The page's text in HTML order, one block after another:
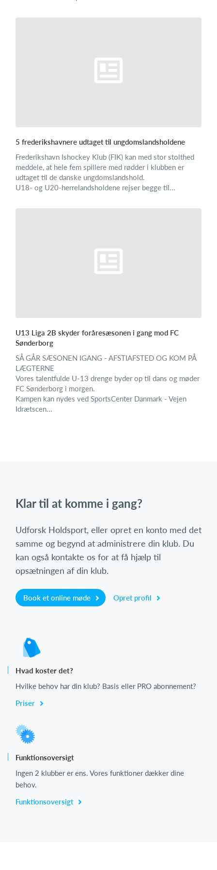
5 frederikshavnere udtaget til ungdomslandsholdene
Frederikshavn Ishockey Klub (FIK) kan med stor stolthed
meddele, at hele fem spillere med rødder i klubben er
udtaget til de danske ungdomslandshold.
U18- og U20-herrelandsholdene rejser begge til...
U13 Liga 2B skyder foråresæsonen i gang mod FC
Sønderborg
SÅ GÅR SÆSONEN IGANG - AFSTIAFSTED OG KOM PÅ
LÆGTERNE
Vores talentfulde U-13 drenge byder op til dans og møder
FC Sønderborg i morgen.
Kampen kan nydes ved SportsCenter Danmark - Vejen
Idrætscen...
Klar til at komme i gang?
Udforsk Holdsport, eller opret en konto med det
samme og begynd at administrere din klub. Du
kan også kontakte os for at få hjælp til
opsætningen af din klub.
Book et online møde Opret profil
Hvad koster det?
Hvilke behov har din klub? Basis eller PRO abonnement?
Priser
Funktionsoversigt
Ingen 2 klubber er ens. Vores funktioner dækker dine
behov.
Funktionsoversigt